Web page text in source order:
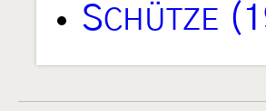
SCHÜTZE